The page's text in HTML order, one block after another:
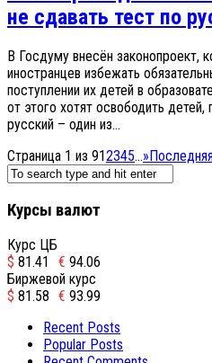
не сдавать тест по
В Госдуму внесён законопроект,
иностранцев избежать
поступлении их детей в
от этого хотят освободить
русский – один из...
Страница 1 из 912345...»
Курсы валют
Курс ЦБ
$ 81.41 € 94.06
Биржевой курс
$ 81.58 € 93.99
Recent Posts
Popular Posts